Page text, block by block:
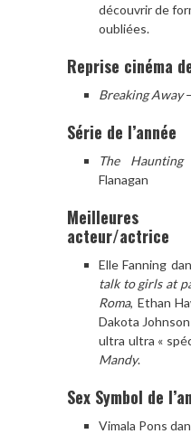
découvrir de
oubliées.
Reprise cinéma
Breaking Away
Série de l’année
The
Flanagan
Meilleures
acteur/actrice
Elle Fanning
talk to girls at
Roma, Ethan
Dakota
ultra ultra «
Mandy.
Sex Symbol de
Vimala Pons